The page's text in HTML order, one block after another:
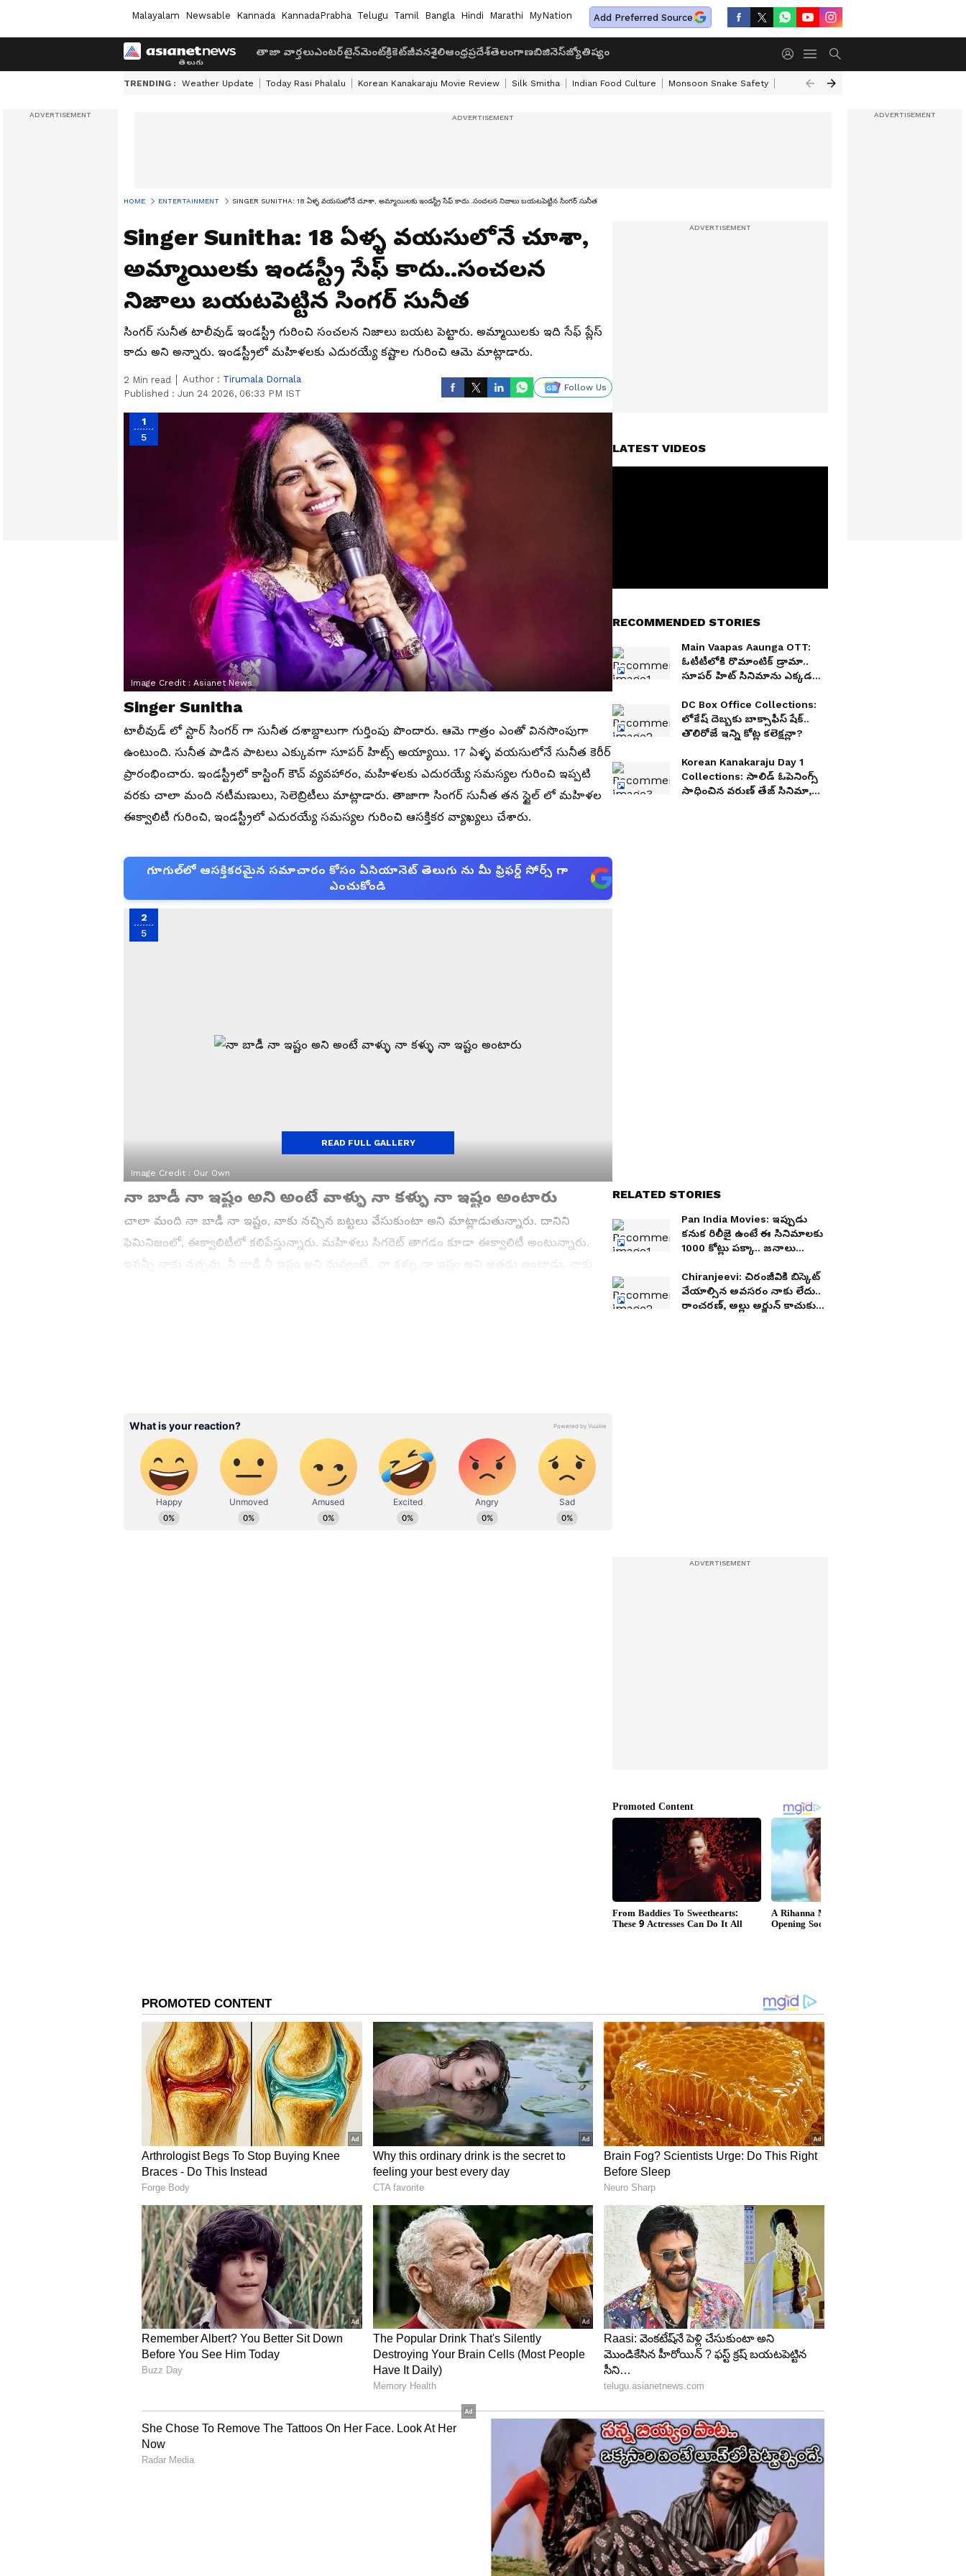
Malayalam Newsable Kannada KannadaPrabha Telugu Tamil Bangla Hindi Marathi MyNation Add Preferred Source
తాజా వార్తలుఎంటర్‌టైన్‌మెంట్క్రికెట్జీవనశైలిఆంధ్రప్రదేశ్తెలంగాణబిజినెస్జ్యోతిష్యం
TRENDING : Weather Update Today Rasi Phalalu Korean Kanakaraju Movie Review Silk Smitha Indian Food Culture Monsoon Snake Safety Akkineni Nageswara Rao
HOME ENTERTAINMENT SINGER SUNITHA: 18 ఏళ్ళ వయసులోనే చూశా, అమ్మాయిలకు ఇండస్ట్రీ సేఫ్ కాదు..సంచలన నిజాలు బయటపెట్టిన సింగర్ సునీత
Singer Sunitha: 18 ఏళ్ళ వయసులోనే చూశా,
అమ్మాయిలకు ఇండస్ట్రీ సేఫ్ కాదు..సంచలన
నిజాలు బయటపెట్టిన సింగర్ సునీత
సింగర్ సునీత టాలీవుడ్ ఇండస్ట్రీ గురించి సంచలన నిజాలు బయట పెట్టారు. అమ్మాయిలకు ఇది సేఫ్ ప్లేస్
కాదు అని అన్నారు. ఇండస్ట్రీలో మహిళలకు ఎదురయ్యే కష్టాల గురించి ఆమె మాట్లాడారు.
2 Min read Author : Tirumala Dornala
Published : Jun 24 2026, 06:33 PM IST
Follow Us
1
5
Image Credit : Asianet News
Singer Sunitha
టాలీవుడ్ లో స్టార్ సింగర్ గా సునీత దశాబ్దాలుగా గుర్తింపు పొందారు. ఆమె గాత్రం ఎంతో వినసొంపుగా
ఉంటుంది. సునీత పాడిన పాటలు ఎక్కువగా సూపర్ హిట్స్ అయ్యాయి. 17 ఏళ్ళ వయసులోనే సునీత కెరీర్
ప్రారంభించారు. ఇండస్ట్రీలో కాస్టింగ్ కౌచ్ వ్యవహారం, మహిళలకు ఎదురయ్యే సమస్యల గురించి ఇప్పటి
వరకు చాలా మంది నటీమణులు, సెలెబ్రిటీలు మాట్లాడారు. తాజాగా సింగర్ సునీత తన స్టైల్ లో మహిళల
ఈక్వాలిటీ గురించి, ఇండస్ట్రీలో ఎదురయ్యే సమస్యల గురించి ఆసక్తికర వ్యాఖ్యలు చేశారు.
గూగుల్‌లో ఆసక్తికరమైన సమాచారం కోసం ఏసియానెట్ తెలుగు ను మీ ఫ్రిఫర్డ్ సోర్స్ గా
ఎంచుకోండి
2
5
Image Credit : Our Own
నా బాడీ నా ఇష్టం అని అంటే వాళ్ళు నా కళ్ళు నా ఇష్టం అంటారు
చాలా మంది నా బాడీ నా ఇష్టం, నాకు నచ్చిన బట్టలు వేసుకుంటా అని మాట్లాడుతున్నారు. దానిని
ఫెమినిజంలో, ఈక్వాలిటీలో కలిపేస్తున్నారు. మహిళలు సిగరెట్ తాగడం కూడా ఈక్వాలిటీ అంటున్నారు.
ఇవన్నీ నాకు నచ్చవు. నీ బాడీ నీ ఇష్టం అని నువ్వంటే.. నా కళ్ళు నా ఇష్టం అని అతడు అంటాడు. నాకు
ఆ నటి మూవీ కూడా
4
Image Credit :
కొత్తగా వచ్చే వారిపై వేధింపులు నిజమే
ఇటీవల బట్టల గురించి ఇండస్ట్రీలో పెద్ద వివాదం సాగిన సంగతి తెలిసిందే. అలా బట్టల గురించి మాట్లాడే
సెలెబ్రెటీలకు సింగర్ సునీత ఈ విధంగా కౌంటర్ ఇచ్చారు. ఇక ఇండస్ట్రీలో మహిళలకు జరిగే వేధింపుల
విషయానికి వస్తే.. నిజంగానే వేధింపులు జరుగుతున్నాయి అని సునీత అన్నారు. ఇది కొత్తగా ఇండస్ట్రీలో
అవకాశాల కోసం వచ్చే అమ్మాయిల విషయంలో ఎక్కువగా ఉంటుంది. ఫేమ్ సాధించిన వారి విషయంలో
READ FULL GALLERY
LATEST VIDEOS
RECOMMENDED STORIES
Main Vaapas Aaunga OTT:
ఓటీటీలోకి రొమాంటిక్ డ్రామా..
సూపర్ హిట్ సినిమాను ఎక్కడ
DC Box Office Collections:
లోకేష్ దెబ్బకు బాక్సాఫీస్ షేక్..
తొలిరోజే ఇన్ని కోట్ల కలెక్షన్లా?
Korean Kanakaraju Day 1
Collections: సాలిడ్ ఓపెనింగ్స్
సాధించిన వరుణ్ తేజ్ సినిమా,
RELATED STORIES
Pan India Movies: ఇప్పుడు
కనుక రిలీజై ఉంటే ఈ సినిమాలకు
1000 కోట్లు పక్కా.. జనాలు
కూడా
Chiranjeevi: చిరంజీవికి బిస్కెట్
వేయాల్సిన అవసరం నాకు లేదు..
రాంచరణ్, అల్లు అర్జున్ కాచుకుని